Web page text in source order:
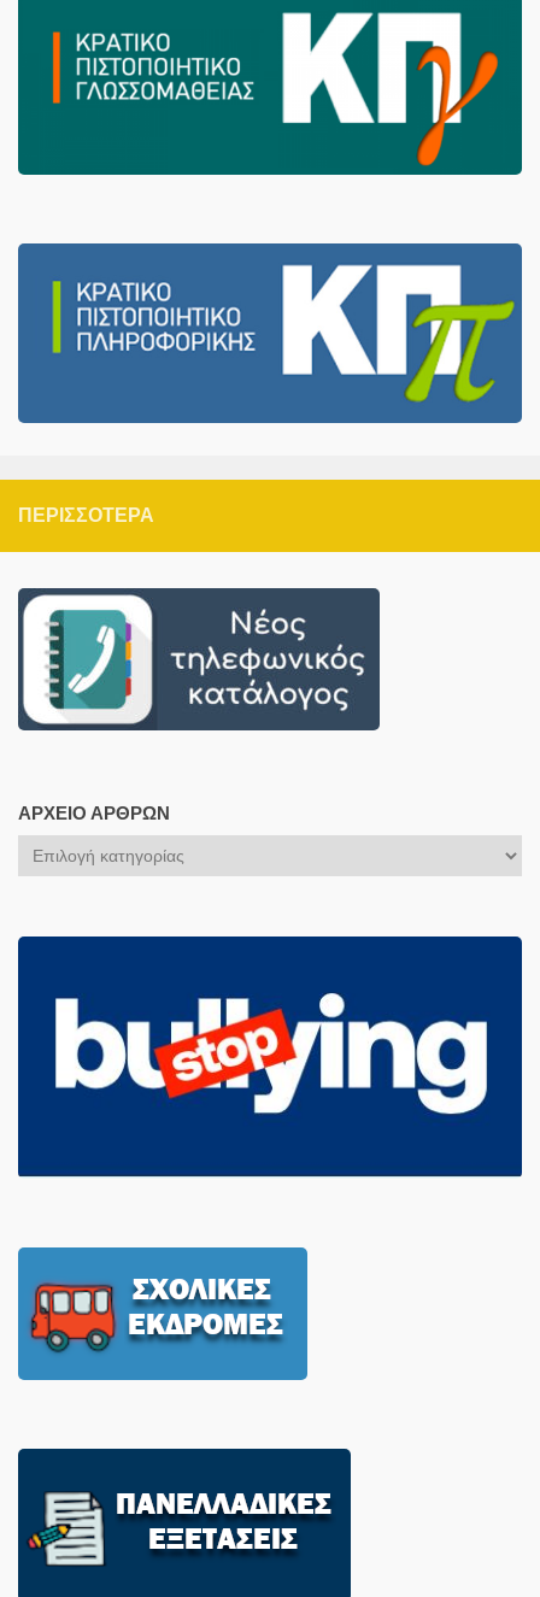
ΠΕΡΙΣΣΌΤΕΡΑ
ΑΡΧΕΊΟ ΆΡΘΡΩΝ
Αρχείο
Άρθρων